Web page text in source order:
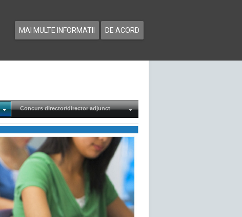
MAI MULTE INFORMATII DE ACORD
Concurs director/director adjunct